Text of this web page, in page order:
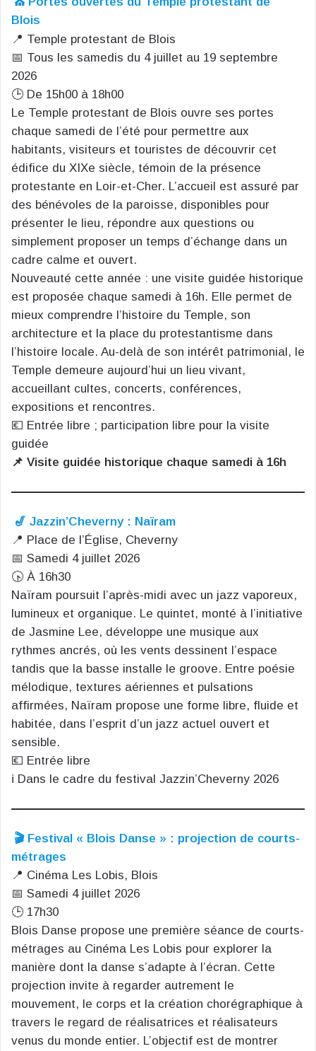
Blois
📍 Temple protestant de Blois
📅 Tous les samedis du 4 juillet au 19 septembre
2026
🕒 De 15h00 à 18h00
Le Temple protestant de Blois ouvre ses portes
chaque samedi de l’été pour permettre aux
habitants, visiteurs et touristes de découvrir cet
édifice du XIXe siècle, témoin de la présence
protestante en Loir-et-Cher. L’accueil est assuré par
des bénévoles de la paroisse, disponibles pour
présenter le lieu, répondre aux questions ou
simplement proposer un temps d’échange dans un
cadre calme et ouvert.
Nouveauté cette année : une visite guidée historique
est proposée chaque samedi à 16h. Elle permet de
mieux comprendre l’histoire du Temple, son
architecture et la place du protestantisme dans
l’histoire locale. Au-delà de son intérêt patrimonial, le
Temple demeure aujourd’hui un lieu vivant,
accueillant cultes, concerts, conférences,
expositions et rencontres.
💶 Entrée libre ; participation libre pour la visite
guidée
📌 Visite guidée historique chaque samedi à 16h
🎷 Jazzin’Cheverny : Naïram
📍 Place de l’Église, Cheverny
📅 Samedi 4 juillet 2026
🕟 À 16h30
Naïram poursuit l’après-midi avec un jazz vaporeux,
lumineux et organique. Le quintet, monté à l’initiative
de Jasmine Lee, développe une musique aux
rythmes ancrés, où les vents dessinent l’espace
tandis que la basse installe le groove. Entre poésie
mélodique, textures aériennes et pulsations
affirmées, Naïram propose une forme libre, fluide et
habitée, dans l’esprit d’un jazz actuel ouvert et
sensible.
💶 Entrée libre
ℹ️ Dans le cadre du festival Jazzin’Cheverny 2026
🎬 Festival « Blois Danse » : projection de courts-
métrages
📍 Cinéma Les Lobis, Blois
📅 Samedi 4 juillet 2026
🕒 17h30
Blois Danse propose une première séance de courts-
métrages au Cinéma Les Lobis pour explorer la
manière dont la danse s’adapte à l’écran. Cette
projection invite à regarder autrement le
mouvement, le corps et la création chorégraphique à
travers le regard de réalisatrices et réalisateurs
venus du monde entier. L’objectif est de montrer